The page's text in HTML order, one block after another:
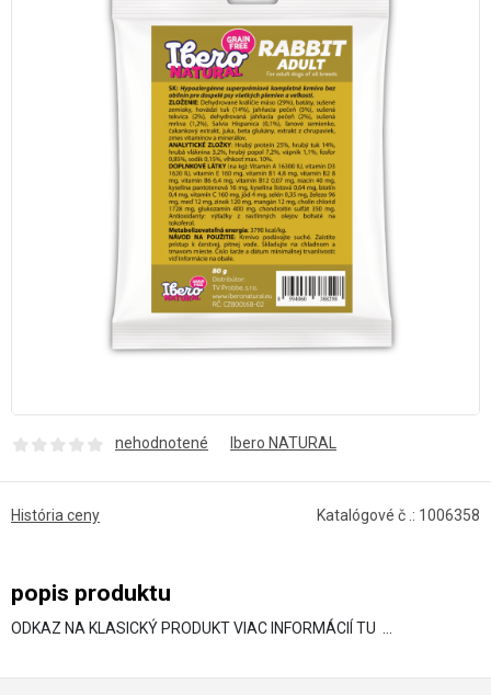
nehodnotené Ibero NATURAL
popis produktu
ODKAZ NA KLASICKÝ PRODUKT VIAC INFORMÁCIÍ TU …
História ceny Katalógové č .: 1006358